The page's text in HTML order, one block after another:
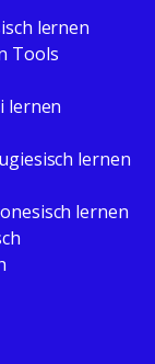
lernen
Tools
lernen
lernen
lernen